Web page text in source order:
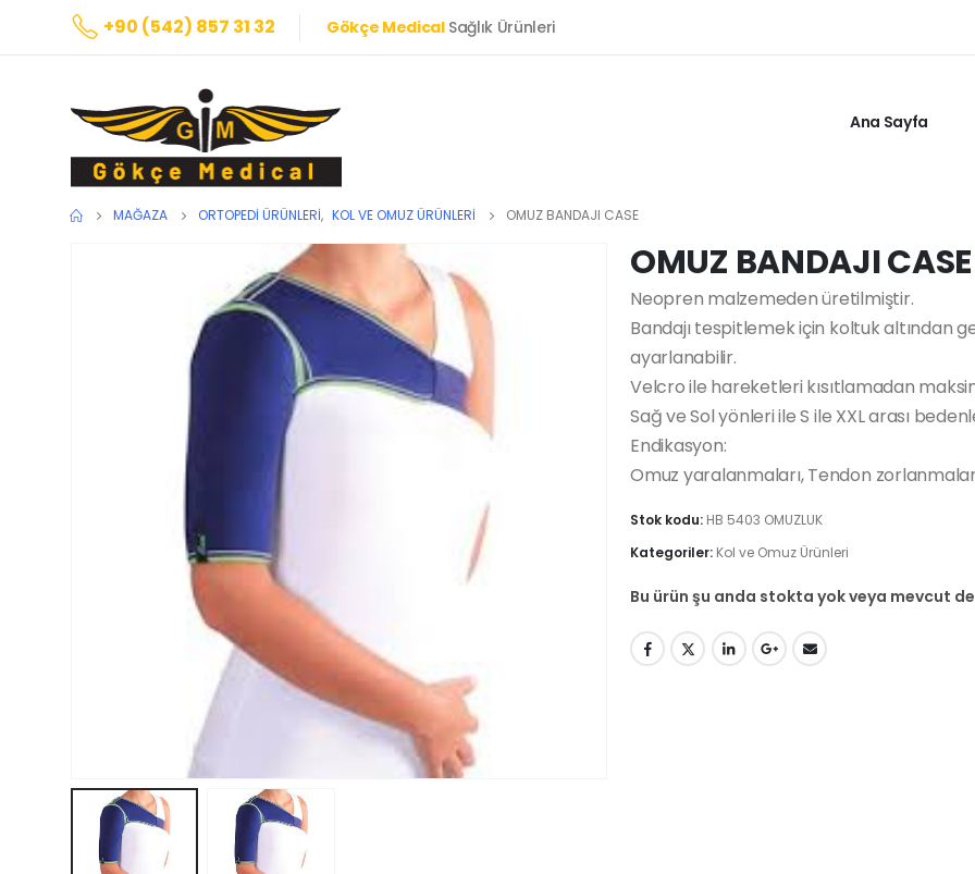
+90 (542) 857 31 32 Gökçe MedicalSağlık Ürünleri
Ana Sayfa
MAĞAZA ORTOPEDI ÜRÜNLERI, KOL VE OMUZ ÜRÜNLERI OMUZ BANDAJI CASE
OMUZ BANDAJI CASE
Neopren malzemeden üretilmiştir.
Bandajı tespitlemek için koltuk altından
ayarlanabilir.
Velcro ile hareketleri kısıtlamadan
Sağ ve Sol yönleri ile S ile XXL arası
Endikasyon:
Omuz yaralanmaları, Tendon
Stok kodu: HB 5403 OMUZLUK
Kategoriler: Kol ve Omuz Ürünleri
Bu ürün şu anda stokta yok veya mevcut